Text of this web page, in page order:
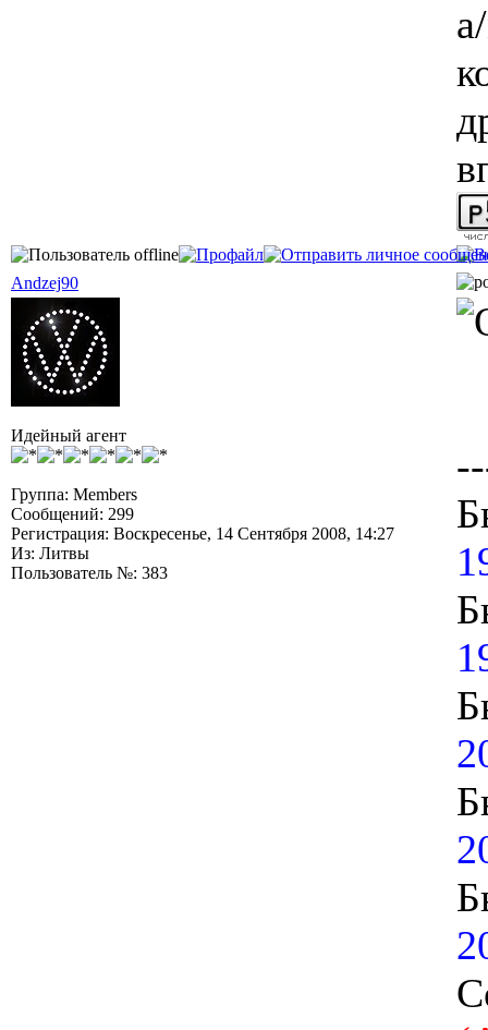
Andzej90
Идейный агент
Группа: Members
Сообщений: 299
Регистрация: Воскресенье, 14 Сентября 2008, 14:27
Из: Литвы
Пользователь №: 383